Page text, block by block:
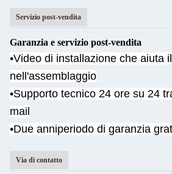
Servizio post-vendita
Garanzia e servizio post-vendita
•Video di installazione che aiuta
nell'assemblaggio
•Supporto tecnico 24 ore su 24
mail
•Due anniperiodo di garanzia
Via di contatto